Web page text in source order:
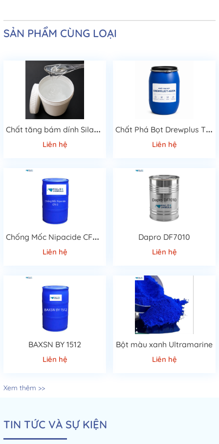
SẢN PHẨM CÙNG LOẠI
C
hất tăng bám dính Silane KH-560
Liên hệ
C
hất Phá Bọt Drewplus T-4507A Cao Cấp
Liên hệ
C
hống Mốc Nipacide CFX-3
Liên hệ
Dapro DF7010
Liên hệ
BAXSN BY 1512
Liên hệ
Bột màu xanh Ultramarine
Liên hệ
Xem thêm >>
TIN TỨC VÀ SỰ KIỆN